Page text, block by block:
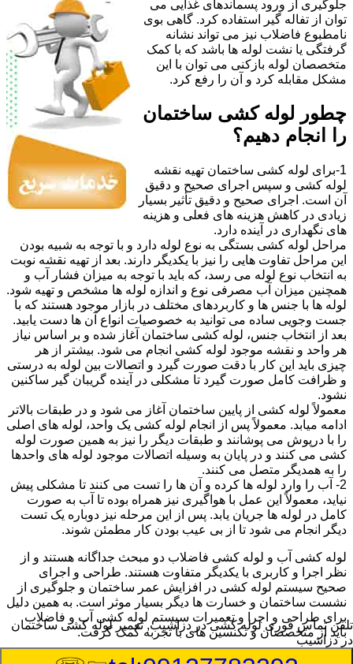
جلوگیری از ورود پسماندهای غذایی می
توان از تفاله گیر استفاده کرد. گاهی بوی
نامطبوع فاضلاب نیز می تواند نشانه
گرفتگی یا نشت لوله ها باشد که با کمک
متخصصان لوله بازکنی می توان با این
مشکل مقابله کرد و آن را رفع کرد.
چطور لوله کشی ساختمان
را انجام دهیم؟
1-برای لوله کشی ساختمان تهیه نقشه
لوله کشی و سپس اجرای صحیح و دقیق
آن است. اجرای صحیح و دقیق تأثیر بسیار
زیادی در کاهش هزینه های فعلی و هزینه
های نگهداری در آینده دارد.
مراحل لوله کشی بستگی به نوع لوله دارد و با توجه به شبیه بودن
این مراحل تفاوت هایی را نیز با یکدیگر دارند. بعد از تهیه نقشه نوبت
به انتخاب نوع لوله می رسد، که باید با توجه به میزان فشار آب و
همچنین میزان آب مصرفی نوع و اندازه لوله ها مشخص و تهیه شود.
لوله ها با جنس ها و کاربردهای مختلف در بازار موجود هستند که با
جست وجویی ساده می توانید به خصوصیات انواع آن ها دست یابید.
بعد از انتخاب جنس، لوله کشی ساختمان آغاز شده و بر اساس نیاز
هر واحد و نقشه موجود لوله کشی انجام می شود. بیشتر از هر
چیزی باید این کار با دقت صورت گیرد و اتصالات بین لوله به درستی
و ظرافت کامل صورت گیرد تا مشکلی در آینده گریبان گیر ساکنین
نشود.
معمولاً لوله کشی از پایین ساختمان آغاز می شود و در طبقات بالاتر
ادامه میابد. معمولاً پس از انجام لوله کشی یک واحد، لوله های اصلی
را با درپوش می پوشانند و طبقات دیگر را نیز به همین صورت لوله
کشی می کنند و در پایان به وسیله اتصالات موجود لوله های واحدها
را به همدیگر متصل می کنند.
2- آب را وارد لوله ها کرده و آن ها را تست می کنند تا مشکلی پیش
نیاید، معمولاً این عمل با هواگیری نیز همراه بوده تا آب به صورت
کامل در لوله ها جریان یابد. پس از این مرحله نیز دوباره یک تست
دیگر انجام می شود تا از بی عیب بودن کار مطمئن شوند.
لوله کشی آب و لوله کشی فاضلاب دو مبحث جداگانه هستند و از
نظر اجرا و کاربری با یکدیگر متفاوت هستند. طراحی و اجرای
صحیح سیستم لوله کشی در افزایش عمر ساختمان و جلوگیری از
نشست ساختمان و خسارت ها دیگر بسیار موثر است. به همین دلیل
برای طراحی و اجرا و تعمیرات سیستم لوله کشی آب و فاضلاب
باید از متخصصان و تکنسین های با تجربه کمک گرفت.
تلفن تماس فوریلوله کشی در دزاشیب, تعمیر لوله کشی ساختمان
در دزاشیب